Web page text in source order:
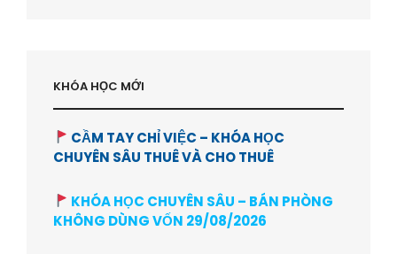
KHÓA HỌC MỚI
CẦM TAY CHỈ VIỆC – KHÓA HỌC
CHUYÊN SÂU THUÊ VÀ CHO THUÊ
KHÓA HỌC CHUYÊN SÂU – BÁN PHÒNG
KHÔNG DÙNG VỐN 29/08/2026